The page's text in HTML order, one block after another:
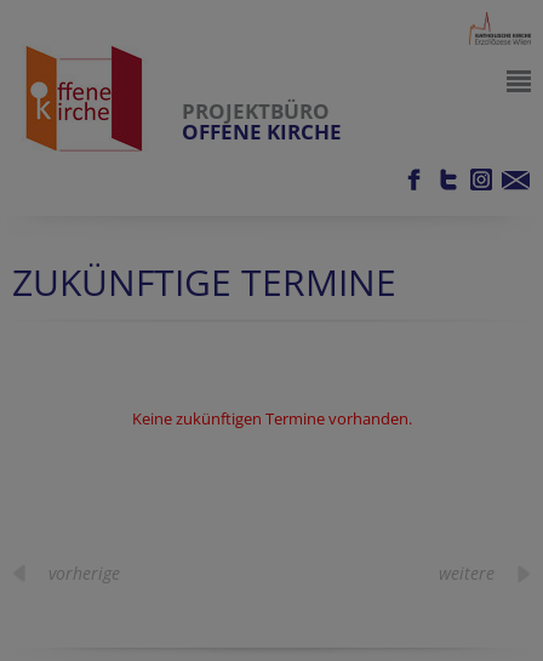
PROJEKTBÜRO
OFFENE KIRCHE
ZUKÜNFTIGE TERMINE
Keine zukünftigen Termine vorhanden.
vorherige weitere